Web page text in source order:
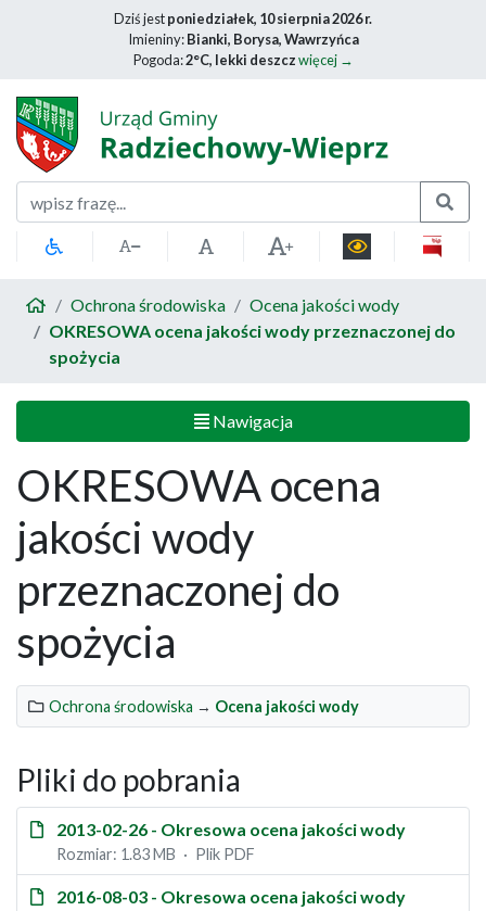
Dziś jestponiedziałek, 10 sierpnia 2026 r.
Imieniny:Bianki, Borysa, Wawrzyńca
Pogoda:2°C, lekki deszczwięcej →
Szukaj
Ochrona środowiska
Ocena jakości wody
OKRESOWA ocena jakości wody przeznaczonej do
spożycia
Nawigacja
OKRESOWA ocena
jakości wody
przeznaczonej do
spożycia
Ochrona środowiska → Ocena jakości wody
Pliki do pobrania
2013-02-26 - Okresowa ocena jakości wody
Rozmiar: 1.83 MB Plik PDF
2016-08-03 - Okresowa ocena jakości wody